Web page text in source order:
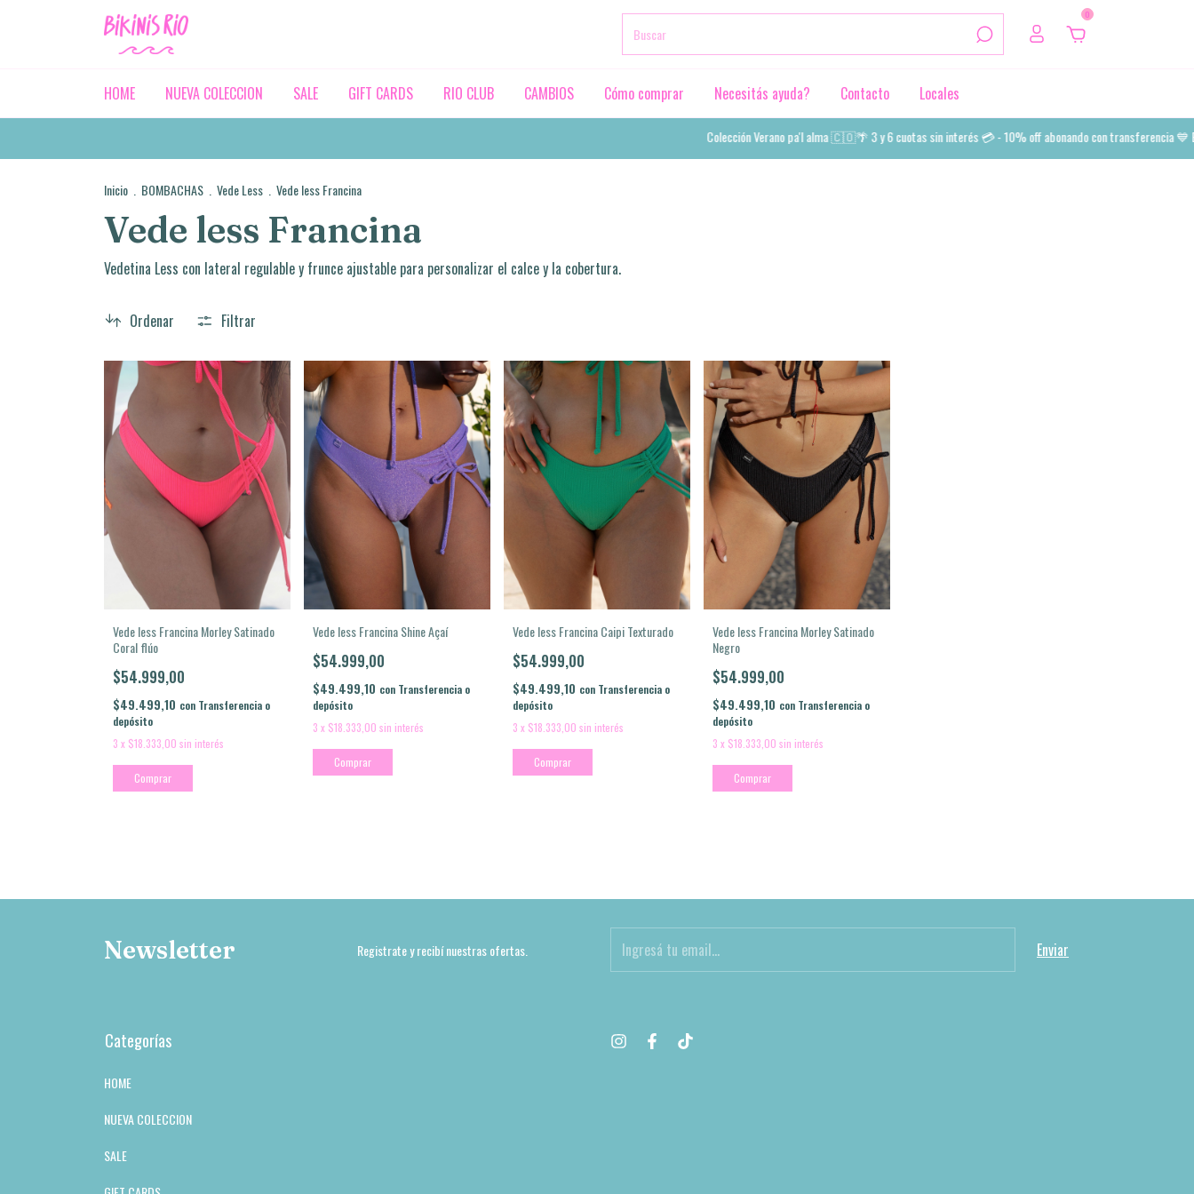
0
HOME NUEVA COLECCION SALE GIFT CARDS RIO CLUB CAMBIOS Cómo comprar Necesitás ayuda? Contacto Locales
Colección Verano pa'l alma 🇨🇴🌴 3 y 6 cuotas sin interés 💳 - 10% off abonando con transferencia 💙
Inicio BOMBACHAS Vede Less Vede less Francina
Vede less Francina
Vedetina Less con lateral regulable y frunce ajustable para personalizar el calce y la cobertura.
Ordenar Filtrar
Vede less Francina Morley Satinado
Coral flúo
$54.999,00
$49.499,10 con Transferencia o
depósito
3 x $18.333,00 sin interés
Comprar
Vede less Francina Shine Açaí
$54.999,00
$49.499,10 con Transferencia o
depósito
3 x $18.333,00 sin interés
Comprar
Vede less Francina Caipi Texturado
$54.999,00
$49.499,10 con Transferencia o
depósito
3 x $18.333,00 sin interés
Comprar
Vede less Francina Morley Satinado
Negro
$54.999,00
$49.499,10 con Transferencia o
depósito
3 x $18.333,00 sin interés
Comprar
Newsletter Registrate y recibí nuestras ofertas.
Categorías
HOME
NUEVA COLECCION
SALE